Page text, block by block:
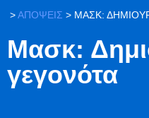
>ΑΠΟΨΕΙΣ > ΜΑΣΚ:
Μασκ:
γεγονότα